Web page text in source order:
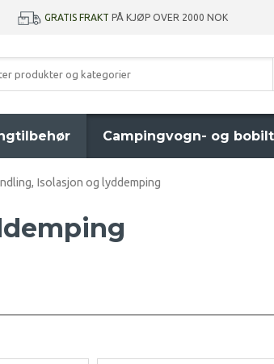
GRATIS FRAKT PÅ KJØP OVER 2000 NOK
Campingvogn- og
Isolasjon og lyddemping